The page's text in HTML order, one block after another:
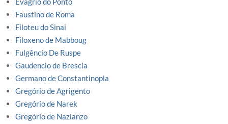
Faustino de Roma
Filoteu do Sinai
Filoxeno de Mabboug
Fulgêncio De Ruspe
Gaudencio de Brescia
Germano de Constantinopla
Gregório de Agrigento
Gregório de Narek
Gregório de Nazianzo